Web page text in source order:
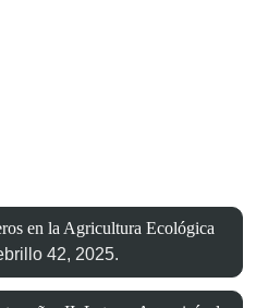
en la Agricultura Ecológica
42, 2025.